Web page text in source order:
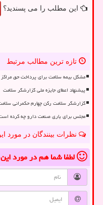
این مطلب را می پسندید؟
تازه ترین مطالب مرتبط
مشکل بیمه سلامت برای پرداخت حق مراکز
پیشنهاد اعطای جایزه ملی گزارشگر سلامت
گزارشگر سلامت رکن چهارم حکمرانی
مجلس برای یاری صنعت دارو چه کرده
نظرات بینندگان در مورد
لطفا شما همدر مورد